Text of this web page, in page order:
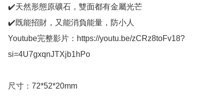
✔️天然形態原礦石，雙面都有金屬光芒
✔️既能招財，又能消負能量，防小人
Youtube完整影片：https://youtu.be/zCRz8toFv18?
si=4U7gxqnJTXjb1hPo
尺寸：72*52*20mm